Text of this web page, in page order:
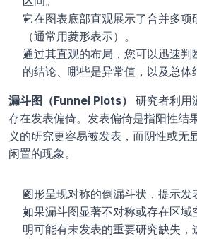
它在图表底部直观展示了合并多项
（通常用菱形表示）。
通过其直观的布局，您可以迅速判
的结论、哪些是异常值，以及总体
漏斗图（Funnel Plots） 研究者利用
存在发表偏倚。发表偏倚是指阳性结
义的研究更容易被发表，而阴性或无
闲置的现象。
图形呈现对称的倒漏斗状，提示发
如果漏斗图显著不对称或存在区域
明可能有未发表的重要研究缺失